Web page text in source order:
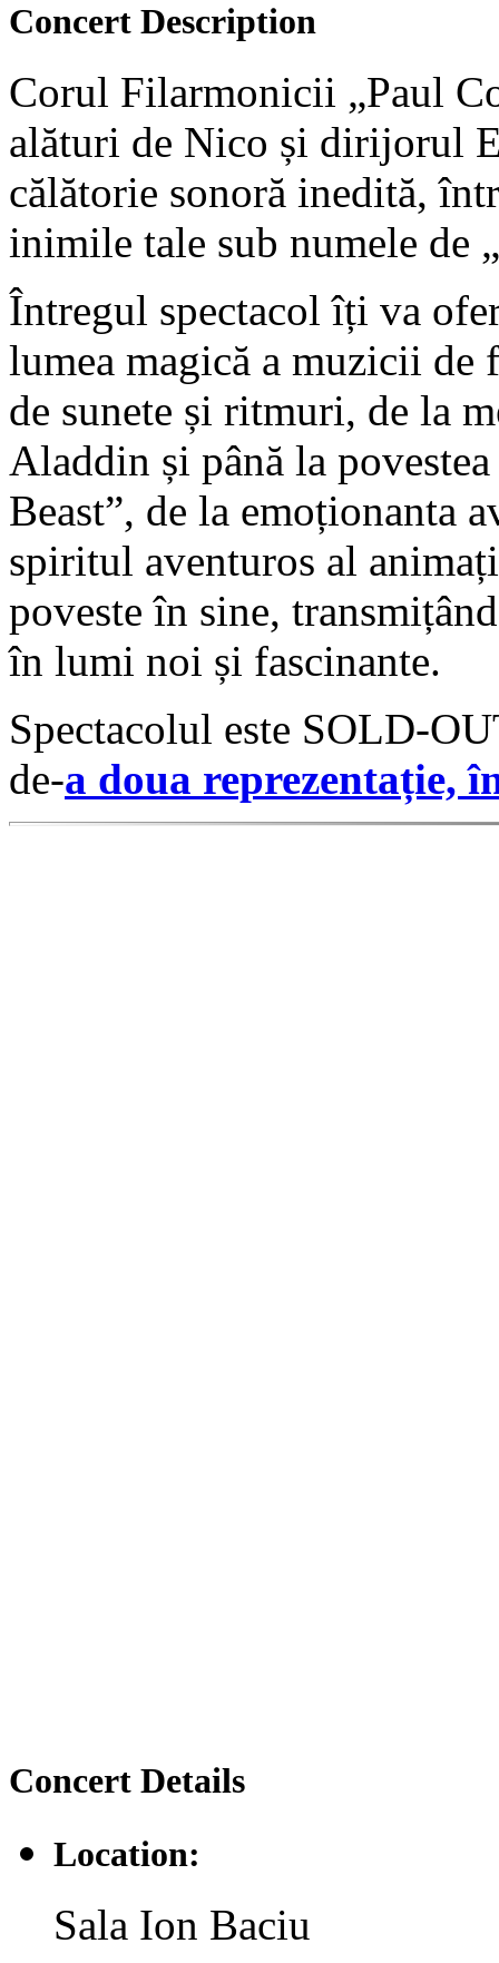
Concert Description
Corul Filarmonicii „Paul
alături de Nico și dirijorul
călătorie sonoră inedită,
inimile tale sub numele de
Întregul spectacol îți va
lumea magică a muzicii de
de sunete și ritmuri, de la
Aladdin și până la
Beast”, de la emoționanta
spiritul aventuros al
poveste în sine,
în lumi noi și fascinante.
Spectacolul este SOLD-
de-a doua reprezentație,
Concert Details
Location:
Sala Ion Baciu